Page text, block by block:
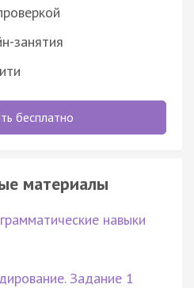
занятия
бесплатно
материалы
навыки
Задание 1